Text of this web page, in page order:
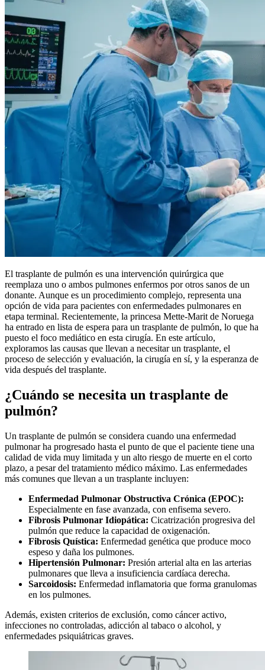
El trasplante de pulmón es una intervención quirúrgica que
reemplaza uno o ambos pulmones enfermos por otros sanos de un
donante. Aunque es un procedimiento complejo, representa una
opción de vida para pacientes con enfermedades pulmonares en
etapa terminal. Recientemente, la princesa Mette-Marit de Noruega
ha entrado en lista de espera para un trasplante de pulmón, lo que ha
puesto el foco mediático en esta cirugía. En este artículo,
exploramos las causas que llevan a necesitar un trasplante, el
proceso de selección y evaluación, la cirugía en sí, y la esperanza de
vida después del trasplante.
¿Cuándo se necesita un trasplante de
pulmón?
Un trasplante de pulmón se considera cuando una enfermedad
pulmonar ha progresado hasta el punto de que el paciente tiene una
calidad de vida muy limitada y un alto riesgo de muerte en el corto
plazo, a pesar del tratamiento médico máximo. Las enfermedades
más comunes que llevan a un trasplante incluyen:
Enfermedad Pulmonar Obstructiva Crónica (EPOC):
Especialmente en fase avanzada, con enfisema severo.
Fibrosis Pulmonar Idiopática: Cicatrización progresiva del
pulmón que reduce la capacidad de oxigenación.
Fibrosis Quística: Enfermedad genética que produce moco
espeso y daña los pulmones.
Hipertensión Pulmonar: Presión arterial alta en las arterias
pulmonares que lleva a insuficiencia cardíaca derecha.
Sarcoidosis: Enfermedad inflamatoria que forma granulomas
en los pulmones.
Además, existen criterios de exclusión, como cáncer activo,
infecciones no controladas, adicción al tabaco o alcohol, y
enfermedades psiquiátricas graves.